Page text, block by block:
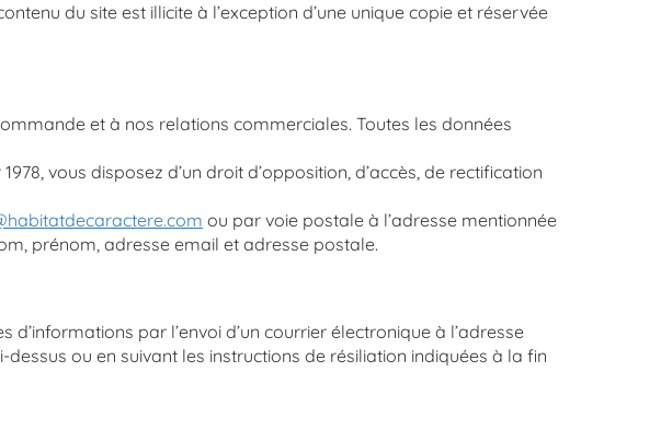
du site est illicite à l’exception d’une unique copie et réservée
et à nos relations commerciales. Toutes les données
vous disposez d’un droit d’opposition, d’accès, de rectification
ou par voie postale à l’adresse mentionnée
prénom, adresse email et adresse postale.
par l’envoi d’un courrier électronique à l’adresse
ou en suivant les instructions de résiliation indiquées à la fin